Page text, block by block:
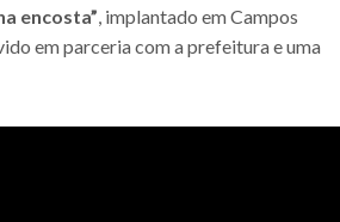
encosta”, implantado em Campos
em parceria com a prefeitura e uma